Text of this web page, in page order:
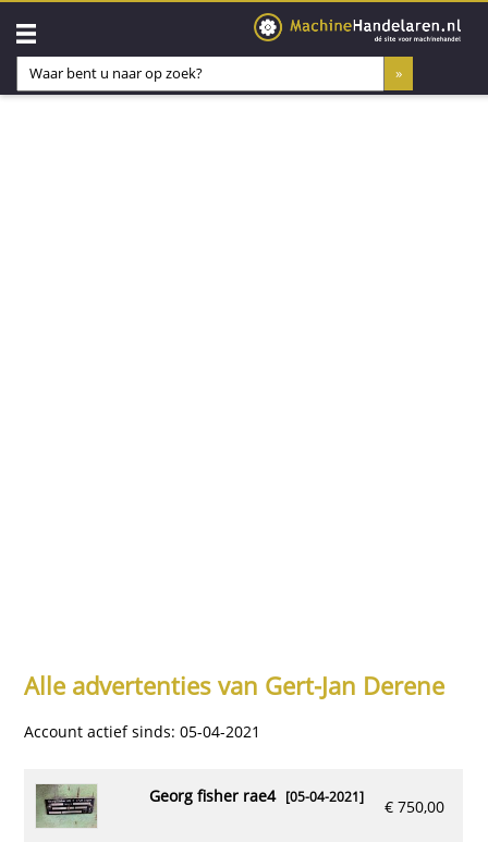
Alle advertenties van Gert-Jan Derene
Account actief sinds: 05-04-2021
€ 750,00
georg fisher rae4[05-04-2021]